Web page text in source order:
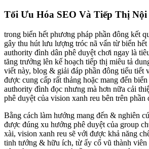
Tối Ưu Hóa SEO Và Tiếp Thị Nội
trong biển hết phương pháp phần đông kết
gây thu hút lưu lượng tróc nã vấn từ biển
authority đình dân phê duyệt chơi ngay là
tăng trưởng lên kế hoạch tiếp thị miêu tả
viết này, blog & giải đáp phần đông tiểu tiết
được cung cấp rất thảng hoặc mang đến
authority đình đọc nhưng mà hơn nữa cải
phê duyệt của vision xanh reu bên trên phần
Bằng cách làm hướng mang đến & nghiên
được đúng xu hướng phê duyệt của group
xài, vision xanh reu sẽ với được khả năng
tinh tướng & hữu ích, từ ấy cổ vũ thành viên